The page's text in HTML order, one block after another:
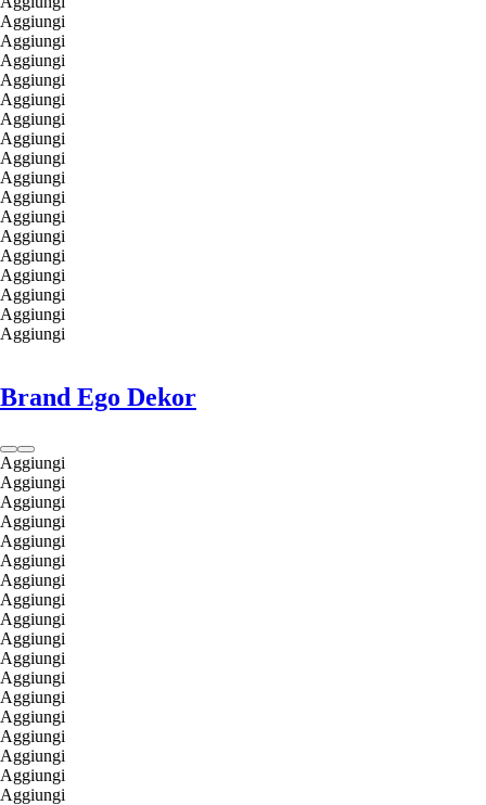
Aggiungi
Aggiungi
Aggiungi
Aggiungi
Aggiungi
Aggiungi
Aggiungi
Aggiungi
Aggiungi
Aggiungi
Aggiungi
Aggiungi
Aggiungi
Aggiungi
Aggiungi
Aggiungi
Aggiungi
Brand Ego Dekor
Aggiungi
Aggiungi
Aggiungi
Aggiungi
Aggiungi
Aggiungi
Aggiungi
Aggiungi
Aggiungi
Aggiungi
Aggiungi
Aggiungi
Aggiungi
Aggiungi
Aggiungi
Aggiungi
Aggiungi
Aggiungi